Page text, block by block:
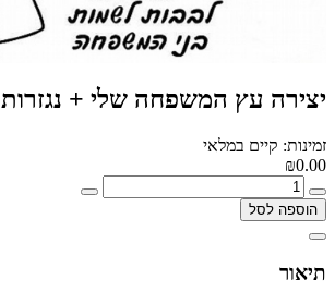
יצירה עץ המשפחה שלי + נגזרות
זמינות: קיים במלאי
₪0.00
הוספה לסל
תיאור